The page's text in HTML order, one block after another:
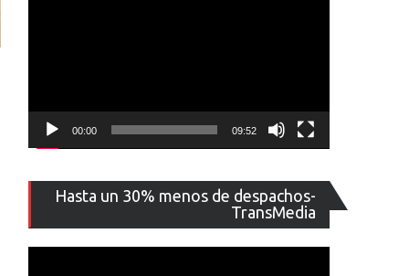
00:00 09:52
Hasta un 30% menos de despachos-
TransMedia
de
vídeo